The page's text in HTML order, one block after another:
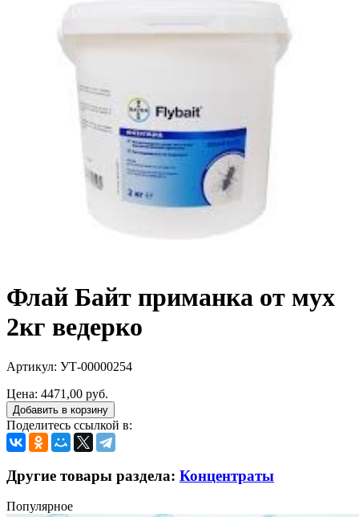
Флай Байт приманка от мух
2кг ведерко
Артикул: УТ-00000254
Цена: 4471,00 руб.
Добавить в корзину
Поделитесь ссылкой в:
Другие товары раздела: Концентраты
Популярное